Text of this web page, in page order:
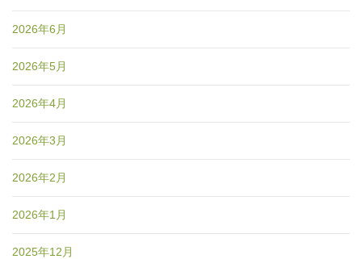
2026年6月
2026年5月
2026年4月
2026年3月
2026年2月
2026年1月
2025年12月